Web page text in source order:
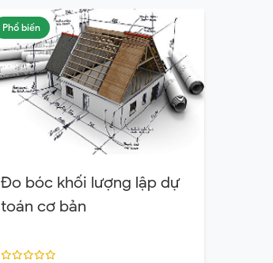
Phổ biến
Đo bóc khối lượng lập dự
toán cơ bản